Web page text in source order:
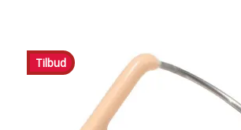
Tilbud